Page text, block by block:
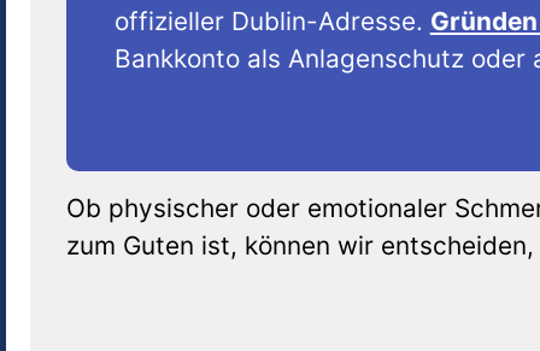
offizieller Dublin-Adresse.
Bankkonto als Anlagenschutz
Ob physischer oder emotionaler
zum Guten ist, können wir